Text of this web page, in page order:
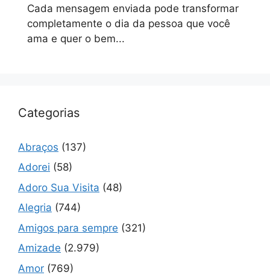
Cada mensagem enviada pode transformar
completamente o dia da pessoa que você
ama e quer o bem...
Categorias
Abraços (137)
Adorei (58)
Adoro Sua Visita (48)
Alegria (744)
Amigos para sempre (321)
Amizade (2.979)
Amor (769)